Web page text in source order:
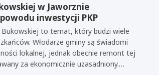
w Jaworznie
inwestycji PKP
Bukowskiej to temat, który budzi wiele
Włodarze gminy są świadomi
lokalnej, jednak obecnie remont tej
za ekonomicznie uzasadniony.…